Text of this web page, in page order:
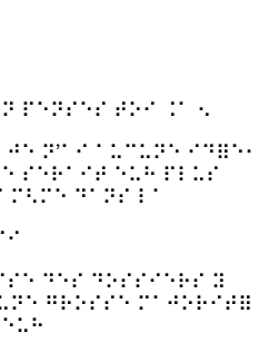
⠏⠑⠝⠎⠑⠎ ⠞⠕⠊ ⠨⠁ ⠢
⠝’⠁⠊ ⠁⠥⠉⠥⠝⠑ ⠊⠙⠿⠑⠂
⠎⠑⠗⠁⠊⠞ ⠑⠥⠓ ⠏⠇⠥⠎
⠙⠁⠝⠎ ⠇⠁
⠙⠑⠎ ⠙⠕⠎⠎⠊⠑⠗⠎ ⠽
⠛⠗⠕⠎⠎⠑ ⠍⠁⠚⠕⠗⠊⠞⠿